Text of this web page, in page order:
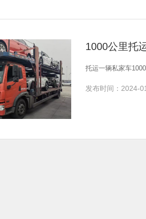
1000公里托
托运一辆私家车
发布时间：2024-